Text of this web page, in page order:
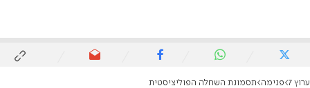
ערוץ 7 פנימה תסמונת השחלה הפוליציסטית